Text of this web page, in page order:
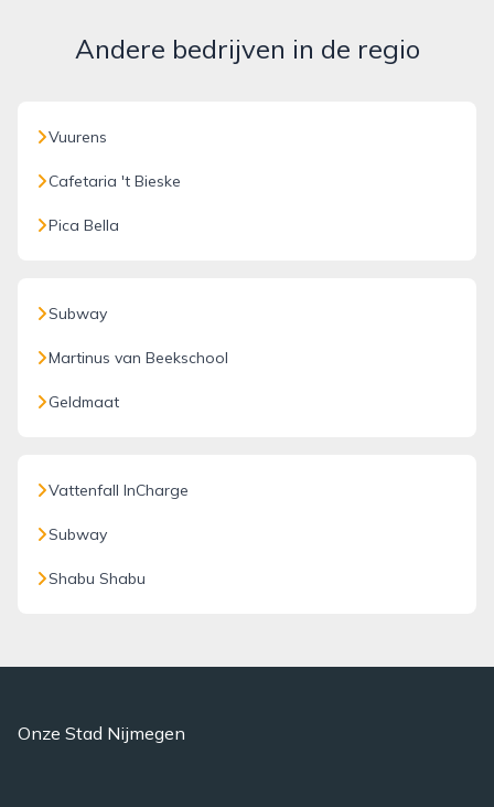
Andere bedrijven in de regio
Vuurens
Cafetaria 't Bieske
Pica Bella
Subway
Martinus van Beekschool
Geldmaat
Vattenfall InCharge
Subway
Shabu Shabu
Onze Stad Nijmegen